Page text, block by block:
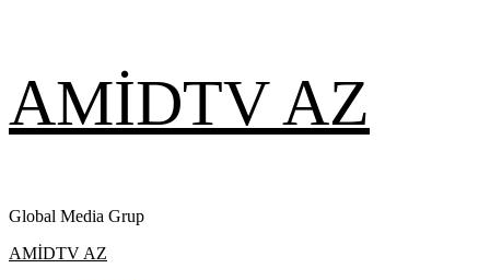
content
AMİDTV AZ
Global Media Grup
Primary
AMİDTV AZ